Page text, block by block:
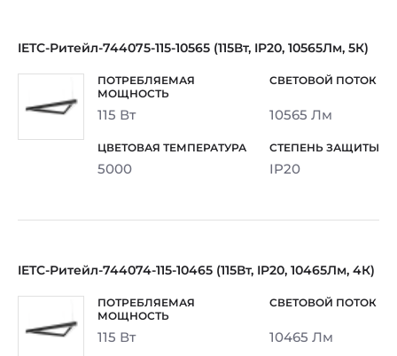
IETC-Ритейл-744075-115-10565 (115Вт, IP20, 10565Лм, 5К)
115 Вт 10565 Лм
5000 IP20
IETC-Ритейл-744074-115-10465 (115Вт, IP20, 10465Лм, 4К)
115 Вт 10465 Лм